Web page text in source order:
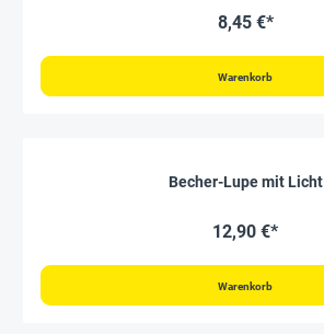
8,45 €*
Warenkorb
Becher-Lupe mit Licht
12,90 €*
Warenkorb